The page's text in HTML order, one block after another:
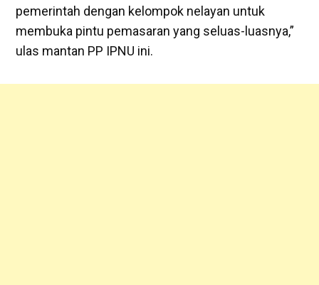
pemerintah dengan kelompok nelayan untuk
membuka pintu pemasaran yang seluas-luasnya,”
ulas mantan PP IPNU ini.